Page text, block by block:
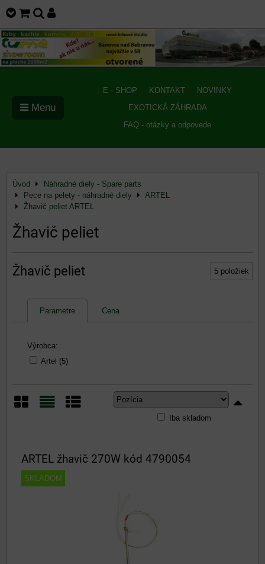
E - SHOP KONTAKT
NOVINKY
EXOTICKÁ ZÁHRADA
FAQ - otázky a odpovede
Menu
Úvod
Náhradné diely - Spare parts
Pece na pelety - náhradné diely
ARTEL
Žhavič peliet ARTEL
Žhavič peliet
Žhavič peliet 5 položiek
Parametre Cena
Výrobca:
Artel (5)
Iba skladom
ARTEL žhavič 270W kód 4790054
SKLADOM